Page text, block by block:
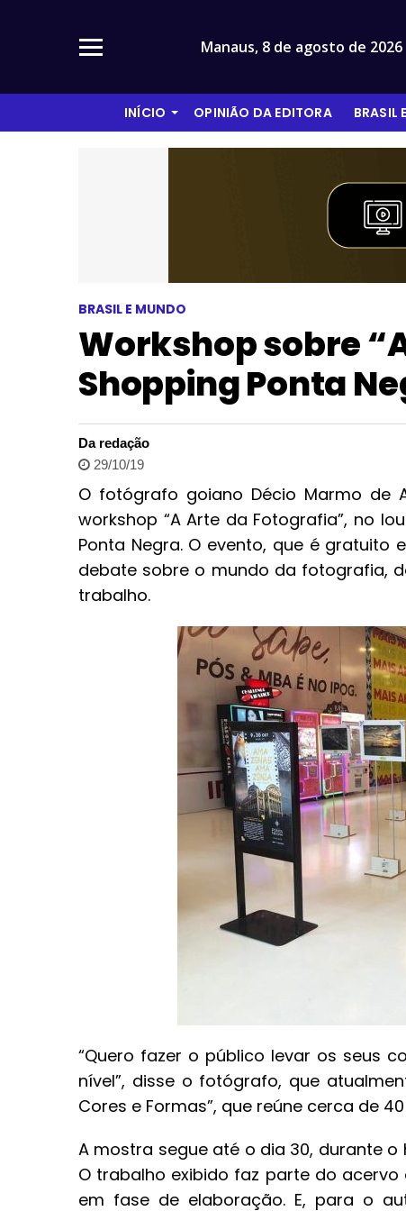
Manaus, 8 de agosto de 2026
INÍCIO OPINIÃO DA EDITORA BRASIL
BRASIL E MUNDO
Workshop sobre
Shopping Ponta
Da redação
29/10/19
O fotógrafo goiano Décio Marmo de
workshop “A Arte da Fotografia”, no
Ponta Negra. O evento, que é
debate sobre o mundo da fotografia,
trabalho.
“Quero fazer o público levar os seus
nível”, disse o fotógrafo, que
Cores e Formas”, que reúne cerca de
A mostra segue até o dia 30, durante
O trabalho exibido faz parte do acervo
em fase de elaboração. E, para o